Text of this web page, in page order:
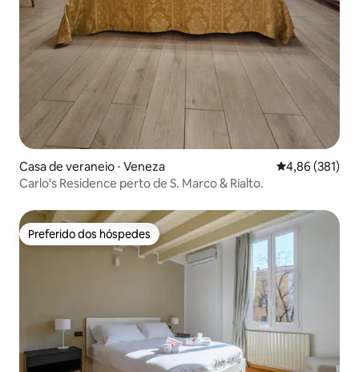
Casa de veraneio ⋅ Veneza 4,86 de uma
4,86 (381)
Carlo's Residence perto de S. Marco & Rialto.
Preferido dos hóspedes
Preferido dos hóspedes